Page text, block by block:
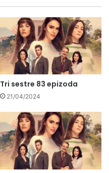
Tri sestre 83 epizoda
21/04/2024